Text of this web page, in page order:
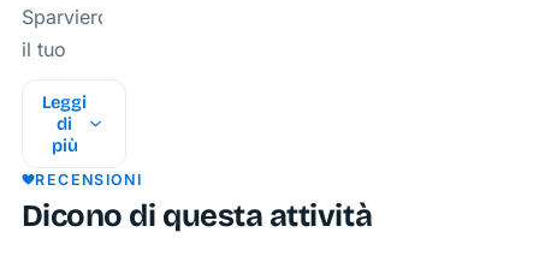
Sparviero,
il tuo
punto di
riferimento
per le
migliori
escursioni
Leggi
di
più
RECENSIONI
Dicono di questa attività